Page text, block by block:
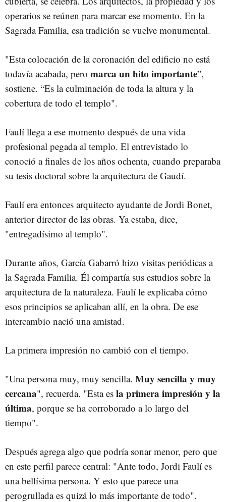
operarios se reúnen para marcar ese momento. En la
Sagrada Familia, esa tradición se vuelve monumental.
"Esta colocación de la coronación del edificio no está
todavía acabada, pero marca un hito importante”,
sostiene. “Es la culminación de toda la altura y la
cobertura de todo el templo".
Faulí llega a ese momento después de una vida
profesional pegada al templo. El entrevistado lo
conoció a finales de los años ochenta, cuando preparaba
su tesis doctoral sobre la arquitectura de Gaudí.
Faulí era entonces arquitecto ayudante de Jordi Bonet,
anterior director de las obras. Ya estaba, dice,
"entregadísimo al templo".
Durante años, García Gabarró hizo visitas periódicas a
la Sagrada Familia. Él compartía sus estudios sobre la
arquitectura de la naturaleza. Faulí le explicaba cómo
esos principios se aplicaban allí, en la obra. De ese
intercambio nació una amistad.
La primera impresión no cambió con el tiempo.
"Una persona muy, muy sencilla. Muy sencilla y muy
cercana", recuerda. "Esta es la primera impresión y la
última, porque se ha corroborado a lo largo del
tiempo".
Después agrega algo que podría sonar menor, pero que
en este perfil parece central: "Ante todo, Jordi Faulí es
una bellísima persona. Y esto que parece una
perogrullada es quizá lo más importante de todo".